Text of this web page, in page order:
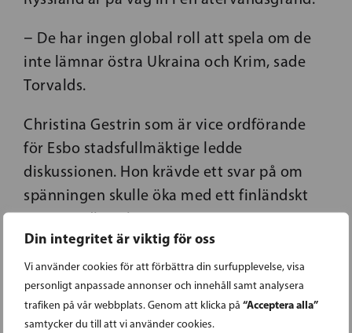
Din integritet är viktig för oss
Vi använder cookies för att förbättra din surfupplevelse, visa
personligt anpassade annonser och innehåll samt analysera
trafiken på vår webbplats. Genom att klicka på “Acceptera alla”
samtycker du till att vi använder cookies.
− De har ingen global roll att spela om de
inte lämnar östra Ukraina och Krim, sade
Torvalds.
Christina Gestrin som är vice ordförande
för Esbo stadsfullmäktige ledde
diskussionen. Hon krävde ett svar på om
spänningen skulle öka med ett finländskt
Nato-medlemskap.
Torvalds påminde om att Ryssland förutom
Baltikum har en gemensam gräns med
Norge uppe i norr.